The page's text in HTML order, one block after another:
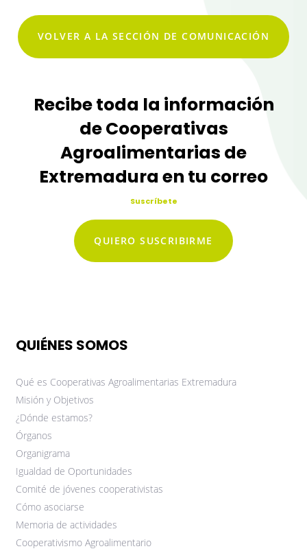
VOLVER A LA SECCIÓN DE COMUNICACIÓN
Recibe toda la información
de Cooperativas
Agroalimentarias de
Extremadura en tu correo
Suscríbete
QUIERO SUSCRIBIRME
QUIÉNES SOMOS
Qué es Cooperativas Agroalimentarias Extremadura
Misión y Objetivos
¿Dónde estamos?
Órganos
Organigrama
Igualdad de Oportunidades
Comité de jóvenes cooperativistas
Cómo asociarse
Memoria de actividades
Cooperativismo Agroalimentario